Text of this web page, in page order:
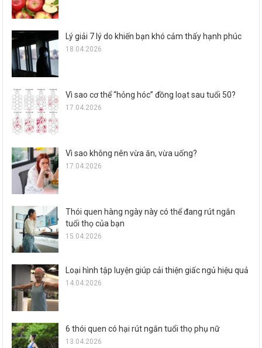
Lý giải 7 lý do khiến bạn khó cảm thấy hạnh phúc
18.04.2026
Vì sao cơ thể “hỏng hóc” đồng loạt sau tuổi 50?
17.04.2026
Vì sao không nên vừa ăn, vừa uống?
17.04.2026
Thói quen hàng ngày này có thể đang rút ngắn
tuổi thọ của bạn
15.04.2026
Loại hình tập luyện giúp cải thiện giấc ngủ hiệu quả
14.04.2026
6 thói quen có hại rút ngắn tuổi thọ phụ nữ
13.04.2026